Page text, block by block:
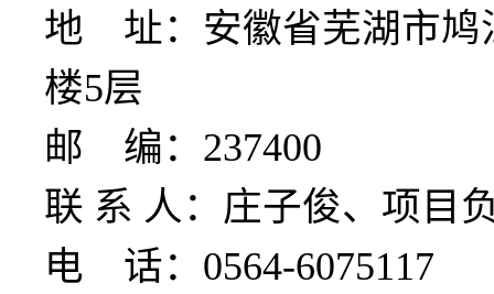
地
址：安徽省芜湖市
楼5层
邮
编： 237400
联 系 人：庄子俊、项目
电
话： 0564-6075117